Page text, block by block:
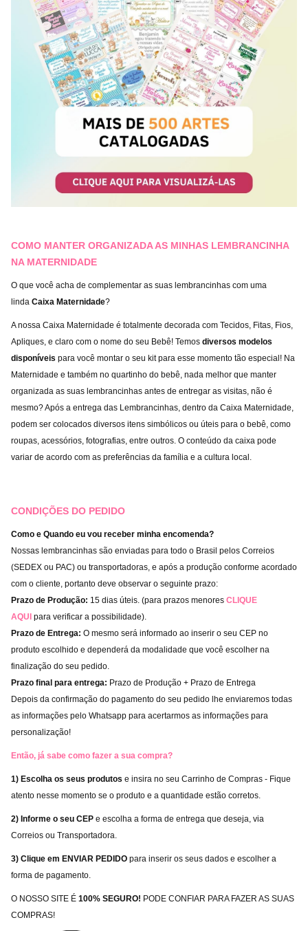
COMO MANTER ORGANIZADA AS MINHAS LEMBRANCINHA
NA MATERNIDADE
O que você acha de complementar as suas lembrancinhas com uma
linda Caixa Maternidade?
A nossa Caixa Maternidade é totalmente decorada com Tecidos, Fitas, Fios,
Apliques, e claro com o nome do seu Bebê! Temos diversos modelos
disponíveis para você montar o seu kit para esse momento tão especial! Na
Maternidade e também no quartinho do bebê, nada melhor que manter
organizada as suas lembrancinhas antes de entregar as visitas, não é
mesmo? Após a entrega das Lembrancinhas, dentro da Caixa Maternidade,
podem ser colocados diversos itens simbólicos ou úteis para o bebê, como
roupas, acessórios, fotografias, entre outros. O conteúdo da caixa pode
variar de acordo com as preferências da família e a cultura local.
CONDIÇÕES DO PEDIDO
Como e Quando eu vou receber minha encomenda?
Nossas lembrancinhas são enviadas para todo o Brasil pelos Correios
(SEDEX ou PAC) ou transportadoras, e após a produção conforme acordado
com o cliente, portanto deve observar o seguinte prazo:
Prazo de Produção: 15 dias úteis. (para prazos menores CLIQUE
AQUI para verificar a possibilidade).
Prazo de Entrega: O mesmo será informado ao inserir o seu CEP no
produto escolhido e dependerá da modalidade que você escolher na
finalização do seu pedido.
Prazo final para entrega: Prazo de Produção + Prazo de Entrega
Depois da confirmação do pagamento do seu pedido lhe enviaremos todas
as informações pelo Whatsapp para acertarmos as informações para
personalização!
Então, já sabe como fazer a sua compra?
1) Escolha os seus produtos e insira no seu Carrinho de Compras - Fique
atento nesse momento se o produto e a quantidade estão corretos.
2) Informe o seu CEP e escolha a forma de entrega que deseja, via
Correios ou Transportadora.
3) Clique em ENVIAR PEDIDO para inserir os seus dados e escolher a
forma de pagamento.
O NOSSO SITE É 100% SEGURO! PODE CONFIAR PARA FAZER AS SUAS
COMPRAS!